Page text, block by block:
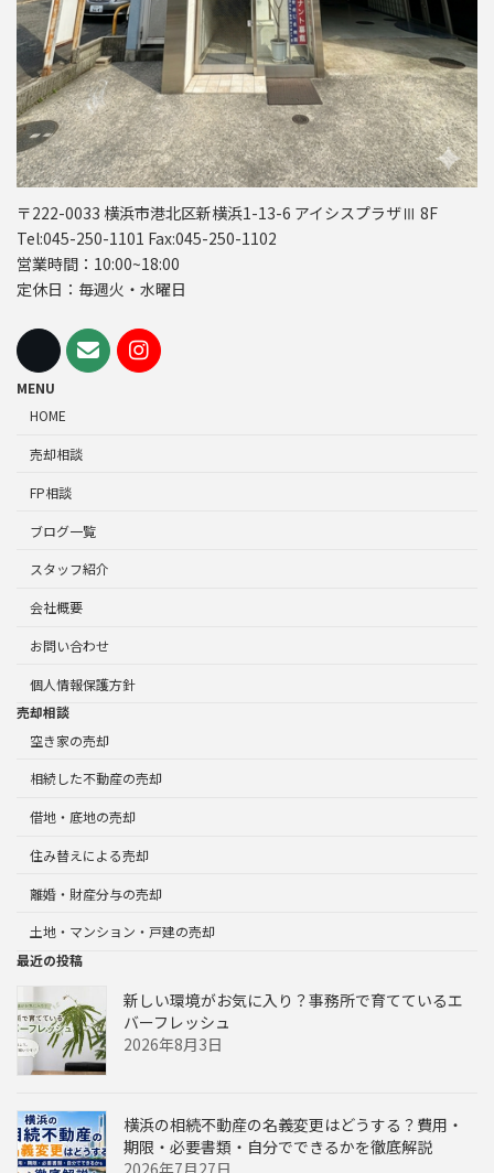
〒222-0033 横浜市港北区新横浜1-13-6 アイシスプラザⅢ 8F
Tel:045-250-1101 Fax:045-250-1102
営業時間：10:00~18:00
定休日：毎週火・水曜日
MENU
HOME
売却相談
FP相談
ブログ一覧
スタッフ紹介
会社概要
お問い合わせ
個人情報保護方針
売却相談
空き家の売却
相続した不動産の売却
借地・底地の売却
住み替えによる売却
離婚・財産分与の売却
土地・マンション・戸建の売却
最近の投稿
新しい環境がお気に入り？事務所で育てているエ
バーフレッシュ
2026年8月3日
横浜の相続不動産の名義変更はどうする？費用・
期限・必要書類・自分でできるかを徹底解説
2026年7月27日